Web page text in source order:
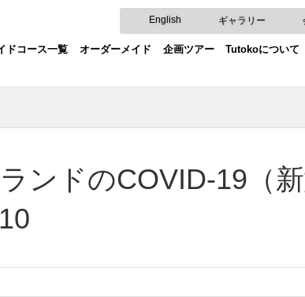
ドコース一覧 オーダーメイド 企画ツアー Tutokoについて
English ギャラリー
ンドのCOVID-19（